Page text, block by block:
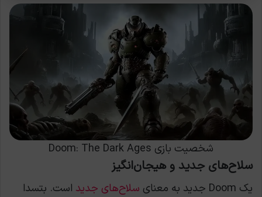
شخصیت بازی Doom: The Dark Ages
سلاح‌های جدید و هیجان‌انگیز
یک Doom جدید به معنای سلاح‌های جدید است. بتسدا